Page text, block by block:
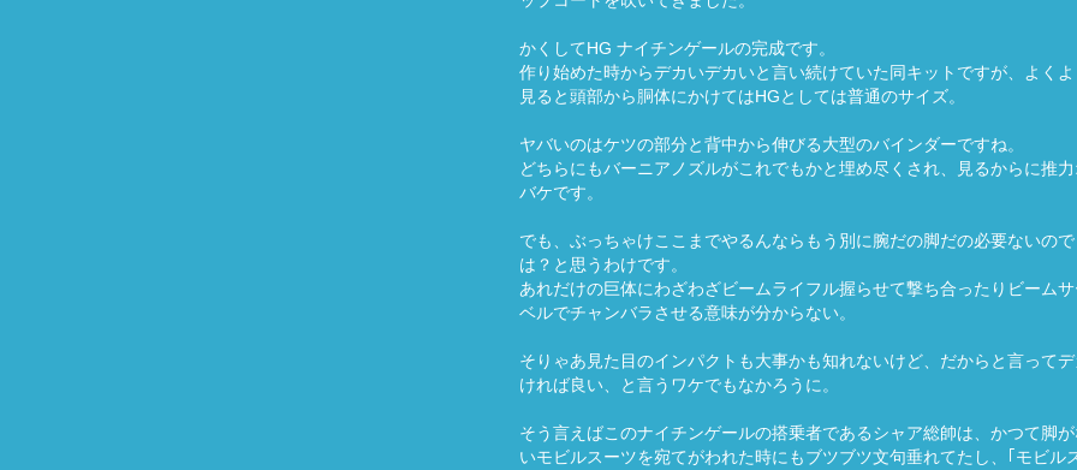
かくしてHG ナイチンゲールの完成です。
作り始めた時からデカいデカいと言い続けていた同キットですが、よくよ
見ると頭部から胴体にかけてはHGとしては普通のサイズ。
ヤバいのはケツの部分と背中から伸びる大型のバインダーですね。
どちらにもバーニアノズルがこれでもかと埋め尽くされ、見るからに推力
バケです。
でも、ぶっちゃけここまでやるんならもう別に腕だの脚だの必要ないので
は？と思うわけです。
あれだけの巨体にわざわざビームライフル握らせて撃ち合ったりビームサ
ベルでチャンバラさせる意味が分からない。
そりゃあ見た目のインパクトも大事かも知れないけど、だからと言ってデ
ければ良い、と言うワケでもなかろうに。
そう言えばこのナイチンゲールの搭乗者であるシャア総帥は、かつて脚が
いモビルスーツを宛てがわれた時にもブツブツ文句垂れてたし、｢モビル